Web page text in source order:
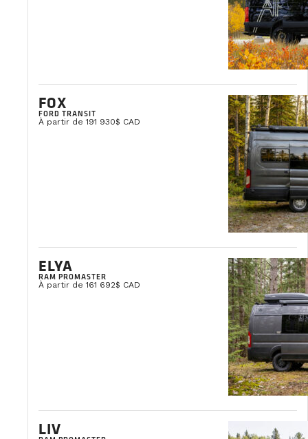
FOX
FORD TRANSIT
À partir de 191 930$ CAD
ELYA
RAM PROMASTER
À partir de 161 692$ CAD
LIV
4 MINUTES